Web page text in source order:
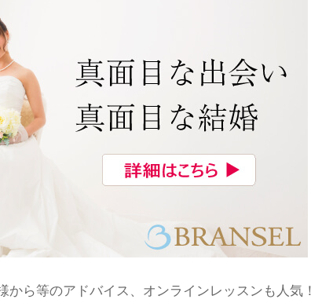
ら等のアドバイス、オンラインレッスンも人気！